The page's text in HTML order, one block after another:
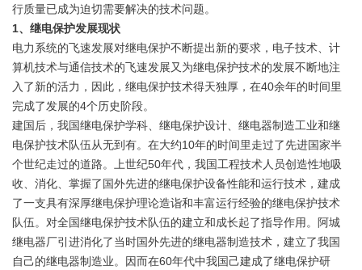
行质量已成为迫切需要解决的技术问题。
1、继电保护发展现状
电力系统的飞速发展对继电保护不断提出新的要求，电子技术、计
算机技术与通信技术的飞速发展又为继电保护技术的发展不断地注
入了新的活力，因此，继电保护技术得天独厚，在40余年的时间里
完成了发展的4个历史阶段。
建国后，我国继电保护学科、继电保护设计、继电器制造工业和继
电保护技术队伍从无到有。在大约10年的时间里走过了先进国家半
个世纪走过的道路。上世纪50年代，我国工程技术人员创造性地吸
收、消化、掌握了国外先进的继电保护设备性能和运行技术，建成
了一支具有深厚继电保护理论造诣和丰富运行经验的继电保护技术
队伍。对全国继电保护技术队伍的建立和成长起了指导作用。阿城
继电器厂引进消化了当时国外先进的继电器制造技术，建立了我国
自己的继电器制造业。因而在60年代中我国己建成了继电保护研